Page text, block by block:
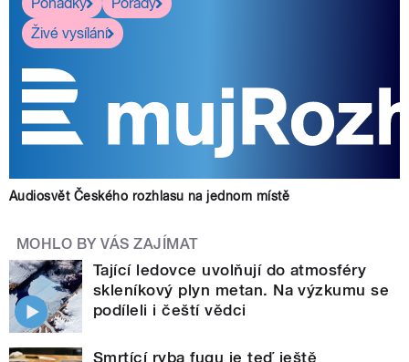
Živé vysílání
Audiosvět Českého rozhlasu na jednom místě
MOHLO BY VÁS ZAJÍMAT
Tající ledovce uvolňují do atmosféry
skleníkový plyn metan. Na výzkumu se
podíleli i čeští vědci
Smrtící ryba fugu je teď ještě